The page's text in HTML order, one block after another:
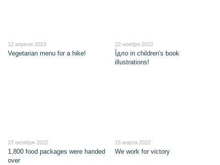
12 апреля 2023
Vegetarian menu for a hike!
22 ноября 2022
Їдло in children's book
illustrations!
27 октября 2022
1,800 food packages were handed
over
15 марта 2022
We work for victory